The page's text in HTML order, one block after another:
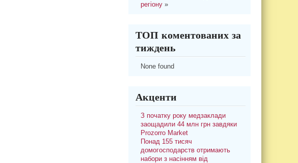
регіону»
ТОП коментованих за
тиждень
None found
Акценти
З початку року медзаклади
заощадили 44 млн грн завдяки
Prozorro Market
Понад 155 тисяч
домогосподарств отримають
набори з насінням від